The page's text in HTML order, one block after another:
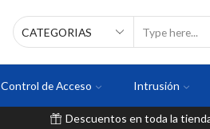
Control de Acceso Intrusión
Descuentos en toda la